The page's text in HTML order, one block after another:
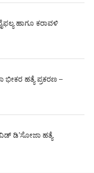
ಹಾಗೂ ಕರಾವಳಿ
ಹತ್ಯೆ ಪ್ರಕರಣ –
ಡಿ’ಸೋಜಾ ಹತ್ಯೆ